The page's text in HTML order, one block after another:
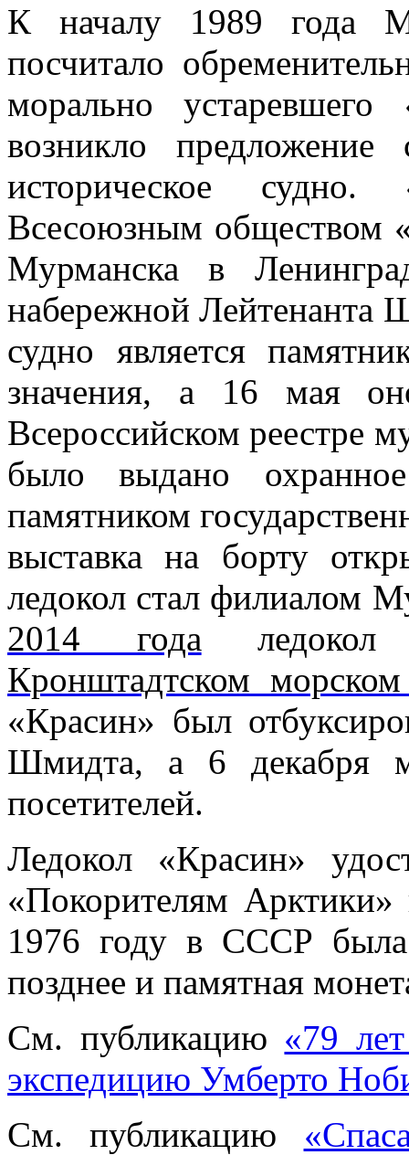
К началу 1989 года
посчитало
морально
возникло
историческое
Всесоюзным обществом
Мурманска в
набережной Лейтенанта
судно является
значения, а 16 мая
Всероссийском реестре
было выдано
памятником
выставка на борту
ледокол стал филиалом
2014 года ледокол
Кронштадтском морском
«Красин» был
Шмидта, а 6 декабря
посетителей.
Ледокол «Красин»
«Покорителям
1976 году в СССР
позднее и памятная
См. публикацию «79
экспедицию Умберто
См. публикацию